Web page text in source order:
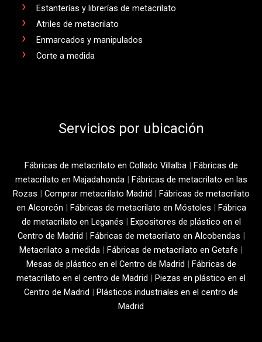
Estanterías y librerías de metacrilato
Atriles de metacrilato
Enmarcados y manipulados
Corte a medida
Servicios por ubicación
Fábricas de metacrilato en Collado Villalba| Fábricas de
metacrilato en Majadahonda| Fábricas de metacrilato en las
Rozas | Comprar metacrilato Madrid | Fábricas de metacrilato
en Alcorcón | Fábricas de metacrilato en Móstoles | Fábrica
de metacrilato en Leganés | Expositores de plástico en el
Centro de Madrid | Fábricas de metacrilato en Alcobendas |
Metacrilato a medida | Fábricas de metacrilato en Getafe |
Mesas de plástico en el Centro de Madrid | Fábricas de
metacrilato en el centro de Madrid | Piezas en plástico en el
Centro de Madrid | Plásticos industriales en el centro de
Madrid